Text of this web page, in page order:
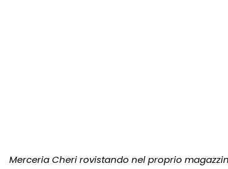
Merceria Cheri rovistando nel proprio